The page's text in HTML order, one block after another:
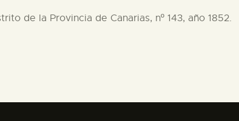
de la Provincia de Canarias, nº 143, año 1852.